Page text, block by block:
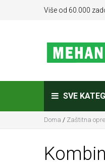
Više od 60.000
SVE
Doma / Zaštitna